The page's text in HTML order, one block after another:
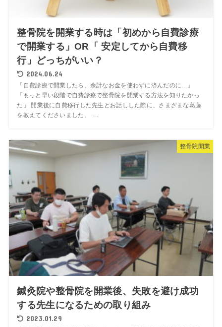
整骨院を開業する時は「初めから自費診療
で開業する」OR「 安定してから自費移
行」どっちがいい？
2024.06.24
「自費診療で開業したら、余計なお金を使わずに済んだのに…」
「もっと早い段階で自費診療で整骨院を開業する方法を知りたかっ
た」 開業後に自費移行した先生とお話しした際に、さまざまな葛藤
を教えてくださいました。 ...
整骨院開業
鍼灸院や整骨院を開業後、失敗を避け成功
する先生になるための取り組み
2023.01.29